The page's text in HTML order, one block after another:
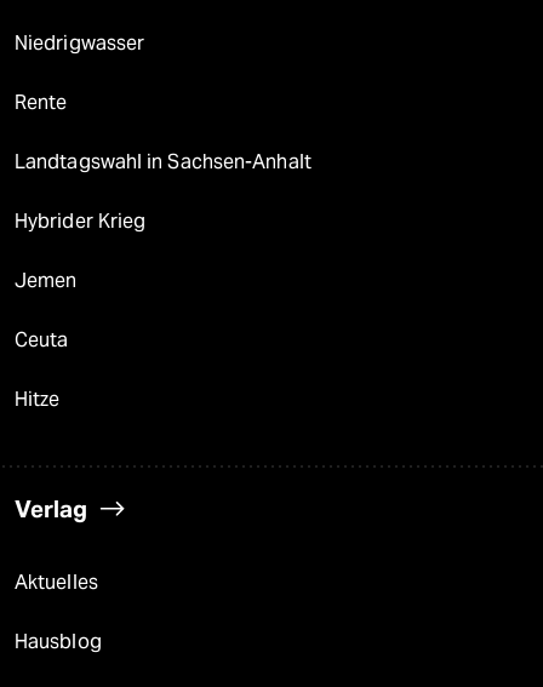
Niedrigwasser
Rente
Landtagswahl in Sachsen-Anhalt
Hybrider Krieg
Jemen
Ceuta
Hitze
Verlag
Aktuelles
Hausblog